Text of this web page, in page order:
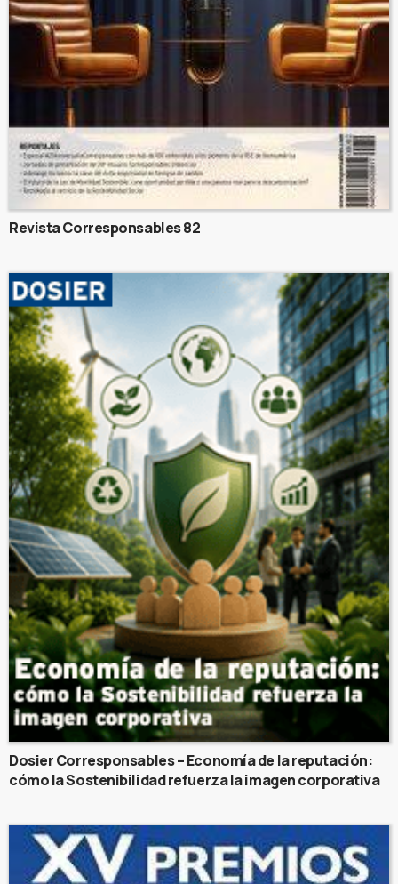
Revista Corresponsables 82
Dosier Corresponsables – Economía de la reputación:
cómo la Sostenibilidad refuerza la imagen corporativa